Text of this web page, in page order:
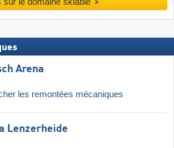
Arena
les remontées mécaniques
Lenzerheide